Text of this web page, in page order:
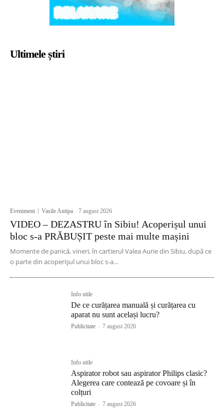
Ultimele știri
Eveniment Vasile Antipa -7 august 2026
VIDEO – DEZASTRU în Sibiu! Acoperișul unui
bloc s-a PRĂBUȘIT peste mai multe mașini
Momente de panică, vineri, în cartierul Valea Aurie din Sibiu, după ce
o parte din acoperișul unui bloc s-a...
Info utile
De ce curățarea manuală și curățarea cu
aparat nu sunt același lucru?
Publicitate - 7 august 2026
Info utile
Aspirator robot sau aspirator Philips clasic?
Alegerea care contează pe covoare și în
colțuri
Publicitate - 7 august 2026